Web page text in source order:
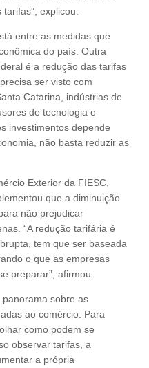
explicou.
entre as medidas que
do país. Outra
é a redução das tarifas
ser visto com
Catarina, indústrias de
de tecnologia e
investimentos depende
não basta reduzir as
Exterior da FIESC,
que a diminuição
não prejudicar
“A redução tarifária é
tem que ser baseada
o que as empresas
preparar”, afirmou.
sobre as
ao comércio. Para
como podem se
observar tarifas, a
a própria